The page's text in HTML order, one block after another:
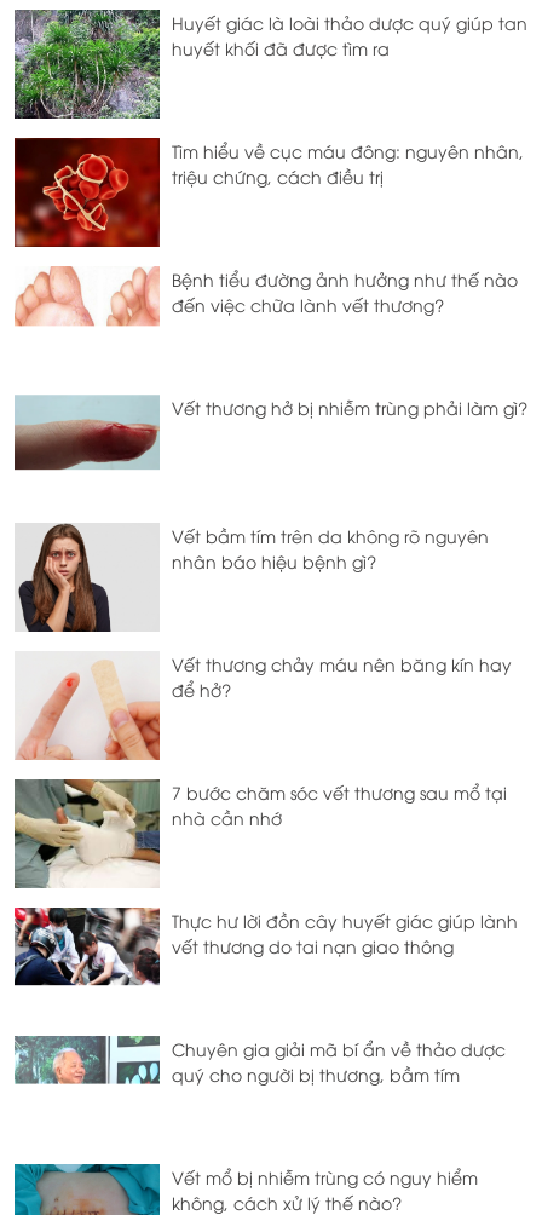
Huyết giác là loài thảo dược quý giúp tan
huyết khối đã được tìm ra
Tìm hiểu về cục máu đông: nguyên nhân,
triệu chứng, cách điều trị
Bệnh tiểu đường ảnh hưởng như thế nào
đến việc chữa lành vết thương?
Vết thương hở bị nhiễm trùng phải làm gì?
Vết bầm tím trên da không rõ nguyên
nhân báo hiệu bệnh gì?
Vết thương chảy máu nên băng kín hay
để hở?
7 bước chăm sóc vết thương sau mổ tại
nhà cần nhớ
Thực hư lời đồn cây huyết giác giúp lành
vết thương do tai nạn giao thông
Chuyên gia giải mã bí ẩn về thảo dược
quý cho người bị thương, bầm tím
Vết mổ bị nhiễm trùng có nguy hiểm
không, cách xử lý thế nào?